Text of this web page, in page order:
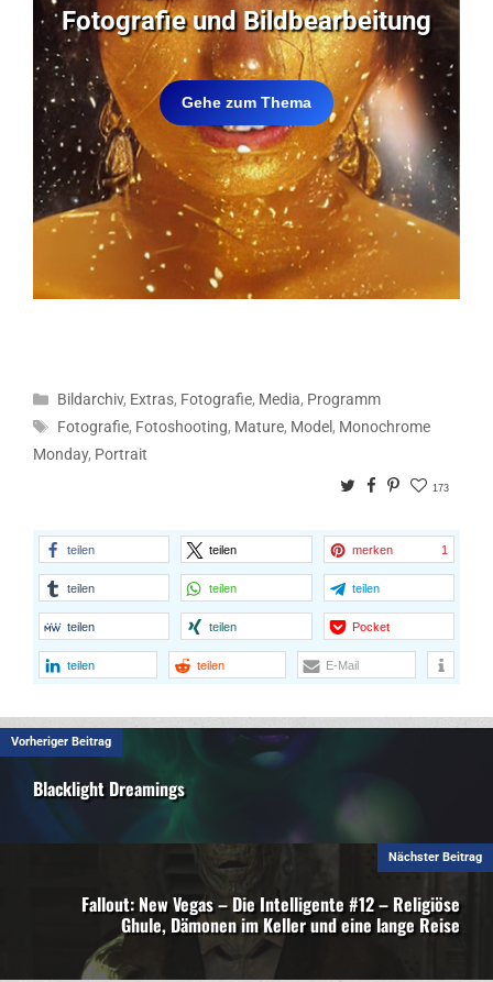
Fotografie und Bildbearbeitung
Gehe zum Thema
Kategorien
Bildarchiv, Extras, Fotografie, Media, Programm
Schlagwörter
Fotografie, Fotoshooting, Mature, Model , Monochrome
Monday, Portrait
TwitterFacebook
Pinterest
173
teilen teilen merken 1
teilen teilen teilen
teilen teilen Pocket
teilen teilen E-Mail
Vorheriger Beitrag
Blacklight Dreamings
Nächster Beitrag
Fallout: New Vegas – Die Intelligente #12 – Religiöse
Ghule, Dämonen im Keller und eine lange Reise